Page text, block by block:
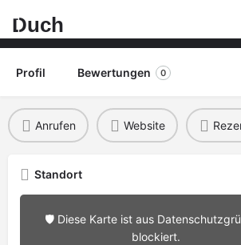
Duch
Profil Bewertungen 0
Anrufen Website
Standort
🛡️ Diese Karte ist aus
blockiert.